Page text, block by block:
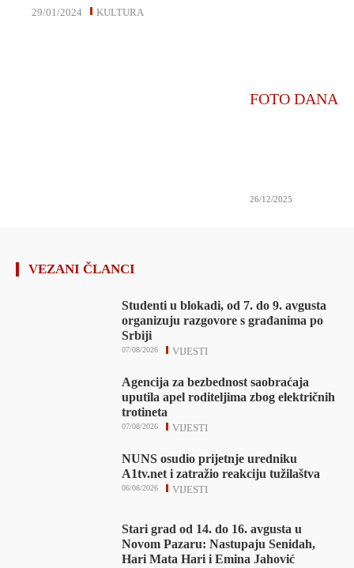
KULTURA
29/01/2024
FOTO DANA
26/12/2025
VEZANI ČLANCI
Studenti u blokadi, od 7. do 9. avgusta
organizuju razgovore s građanima po
Srbiji
VIJESTI
07/08/2026
Agencija za bezbednost saobraćaja
uputila apel roditeljima zbog električnih
trotineta
VIJESTI
07/08/2026
NUNS osudio prijetnje uredniku
A1tv.net i zatražio reakciju tužilaštva
VIJESTI
06/08/2026
Stari grad od 14. do 16. avgusta u
Novom Pazaru: Nastupaju Senidah,
Hari Mata Hari i Emina Jahović